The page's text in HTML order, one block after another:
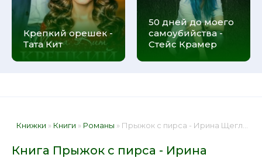
Крепкий орешек -
Тата Кит
50 дней до моего
самоубийства -
Стейс Крамер
Книжки » Книги » Романы » Прыжок с пирса - Ирина Щеглова 📕 - Книга онлайн бесплатно
Книга Прыжок с пирса - Ирина